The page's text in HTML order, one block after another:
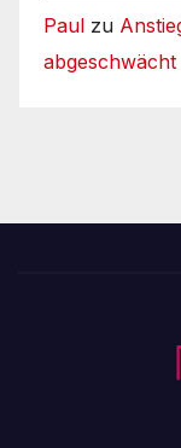
Paul zu
abgeschwächt